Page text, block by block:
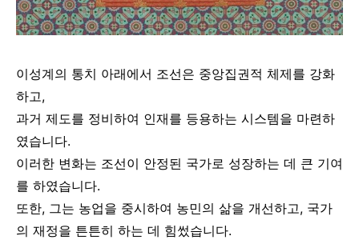
이성계의 통치 아래에서 조선은 중앙집권적 체제를 강화
하고,
과거 제도를 정비하여 인재를 등용하는 시스템을 마련하
였습니다.
이러한 변화는 조선이 안정된 국가로 성장하는 데 큰 기여
를 하였습니다.
또한, 그는 농업을 중시하여 농민의 삶을 개선하고, 국가
의 재정을 튼튼히 하는 데 힘썼습니다.